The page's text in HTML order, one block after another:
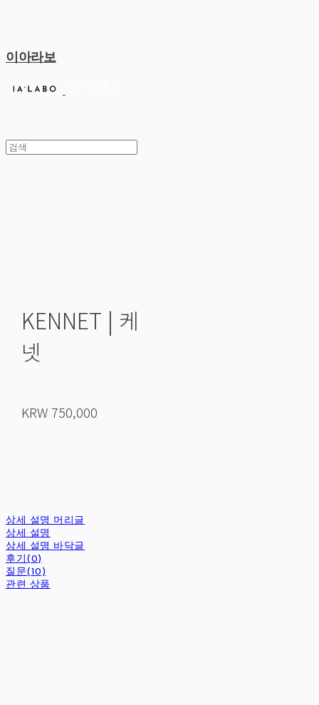
이아라보
KENNET | 케
넷
KRW 750,000
상세 설명 머리글
상세 설명
상세 설명 바닥글
후기(0)
질문(10)
관련 상품